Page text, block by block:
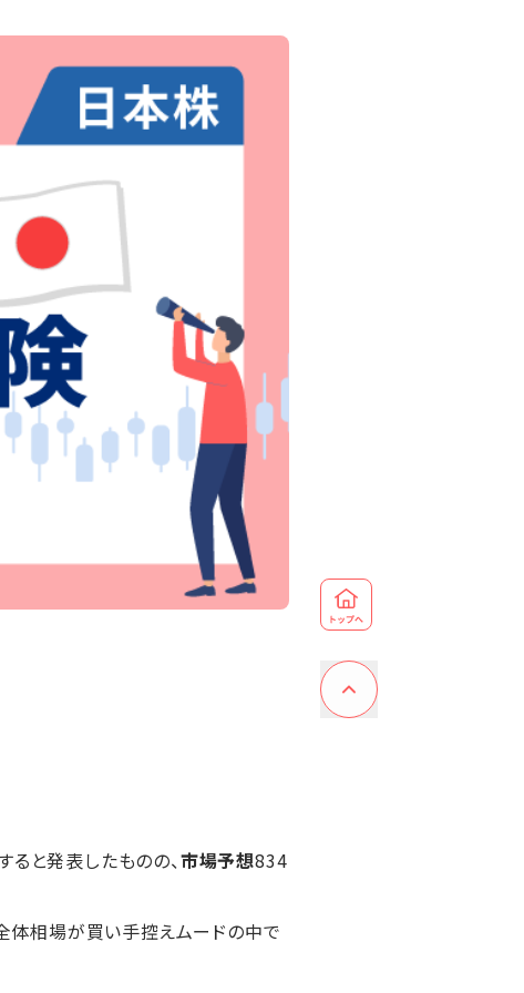
ると発表したものの、市場予想834
体相場が買い手控えムードの中で